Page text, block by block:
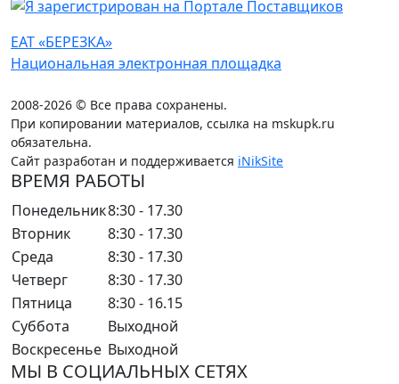
ЕАТ «БЕРЕЗКА»
Национальная электронная площадка
2008-2026 © Все права сохранены.
При копировании материалов, ссылка на mskupk.ru
обязательна.
Сайт разработан и поддерживается iNikSite
ВРЕМЯ РАБОТЫ
Понедельник8:30 - 17.30
Вторник
8:30 - 17.30
Среда
8:30 - 17.30
Четверг
8:30 - 17.30
Пятница
8:30 - 16.15
Суббота
Выходной
Воскресенье Выходной
МЫ В СОЦИАЛЬНЫХ СЕТЯХ